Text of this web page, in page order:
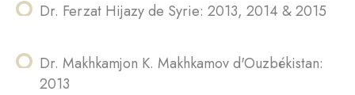
Dr. Ferzat Hijazy de Syrie: 2013, 2014 & 2015
Dr. Makhkamjon K. Makhkamov d'Ouzbékistan:
2013